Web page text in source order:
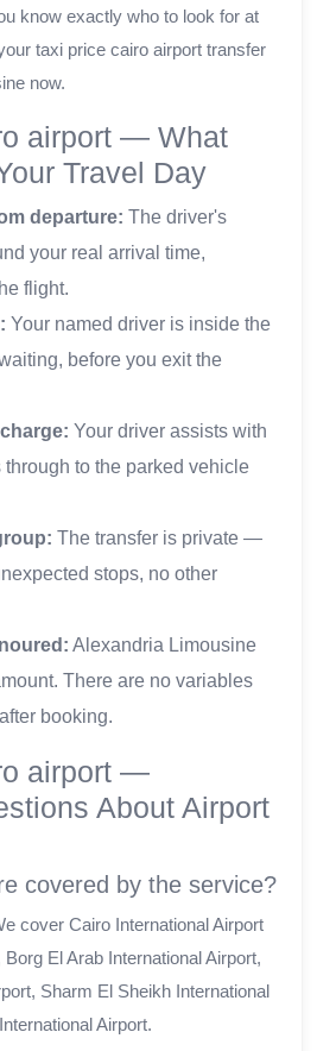
know exactly who to look for at
taxi price cairo airport transfer
now.
airport — What
Travel Day
departure: The driver's
your real arrival time,
flight.
Your named driver is inside the
before you exit the
Your driver assists with
through to the parked vehicle
The transfer is private —
stops, no other
Alexandria Limousine
There are no variables
booking.
airport —
About Airport
covered by the service?
cover Cairo International Airport
El Arab International Airport,
Sharm El Sheikh International
Airport.